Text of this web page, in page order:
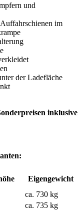
und
im
der Ladefläche
inklusive
Eigengewicht
ca. 730 kg
ca. 735 kg